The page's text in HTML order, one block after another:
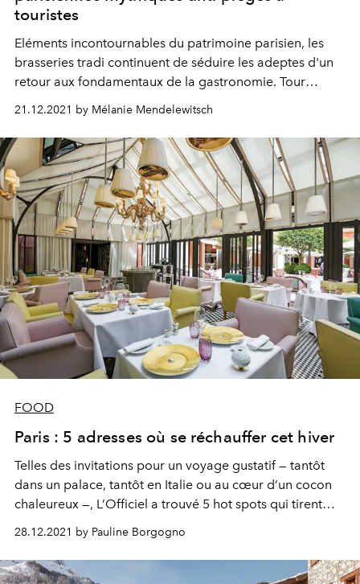
touristes
Eléments incontournables du patrimoine parisien, les
brasseries tradi continuent de séduire les adeptes d'un
retour aux fondamentaux de la gastronomie. Tour
d'horizon de nos 4 adresses favorites, temples de la
comfort food où jouer les touristes de passage dans la
Ville Lumière.
21.12.2021 by Mélanie Mendelewitsch
FOOD
Paris : 5 adresses où se réchauffer cet hiver
Telles des invitations pour un voyage gustatif — tantôt
dans un palace, tantôt en Italie ou au cœur d’un cocon
chaleureux —, L’Officiel a trouvé 5 hot spots qui tirent
leur épingle du jeu. À tester absolument pour se
réchauffer cet hiver à Paris.
28.12.2021 by Pauline Borgogno